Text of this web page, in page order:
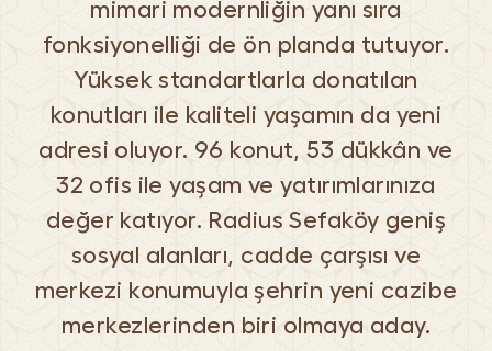
mimari modernliğin yanı sıra
fonksiyonelliği de ön planda tutuyor.
Yüksek standartlarla donatılan
konutları ile kaliteli yaşamın da yeni
adresi oluyor. 96 konut, 53 dükkân ve
32 ofis ile yaşam ve yatırımlarınıza
değer katıyor. Radius Sefaköy geniş
sosyal alanları, cadde çarşısı ve
merkezi konumuyla şehrin yeni cazibe
merkezlerinden biri olmaya aday.